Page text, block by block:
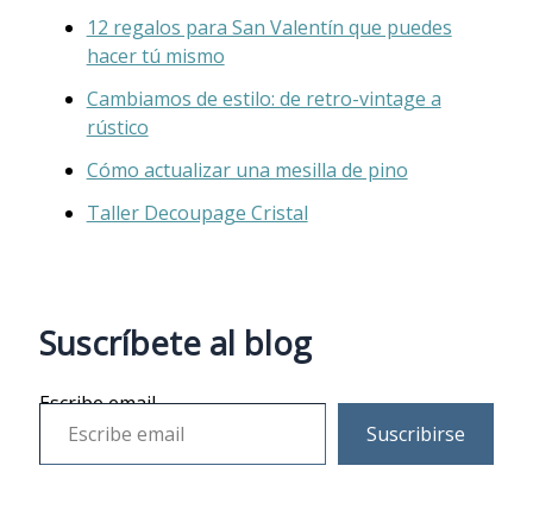
12 regalos para San Valentín que puedes
hacer tú mismo
Cambiamos de estilo: de retro-vintage a
rústico
Cómo actualizar una mesilla de pino
Taller Decoupage Cristal
Suscríbete al blog
Escribe email
Suscribirse